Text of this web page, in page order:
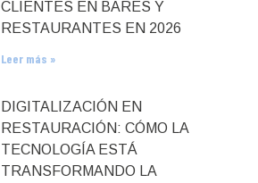
CLIENTES EN BARES Y
RESTAURANTES EN 2026
Leer más »
DIGITALIZACIÓN EN
RESTAURACIÓN: CÓMO LA
TECNOLOGÍA ESTÁ
TRANSFORMANDO LA